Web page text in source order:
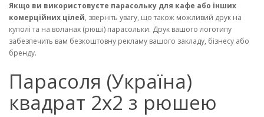
Якщо ви використовуєте парасольку для кафе або інших
комерційних цілей, зверніть увагу, що також можливий друк на
куполі та на воланах (рюші) парасольки. Друк вашого логотипу
забезпечить вам безкоштовну рекламу вашого закладу, бізнесу або
бренду.
Парасоля (Україна)
квадрат 2х2 з рюшею